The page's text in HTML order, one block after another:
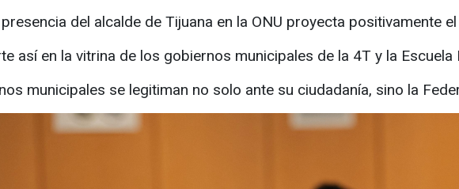
del alcalde de Tijuana en la ONU proyecta positivamente
así en la vitrina de los gobiernos municipales de la 4T y la
municipales se legitiman no solo ante su ciudadanía, sino la